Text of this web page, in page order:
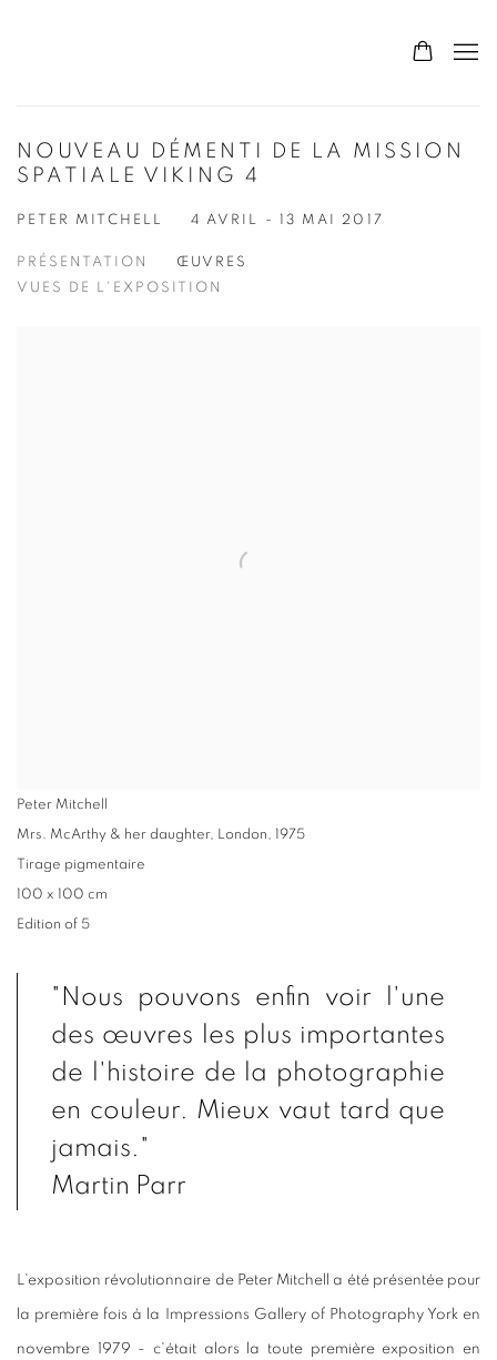
NOUVEAU DÉMENTI DE LA MISSION
SPATIALE VIKING 4
PETER MITCHELL 4 AVRIL - 13 MAI 2017
PRÉSENTATION
ŒUVRES
VUES DE L'EXPOSITION
Peter Mitchell
Mrs. McArthy & her daughter, London, 1975
Tirage pigmentaire
100 x 100 cm
Edition of 5
"Nous pouvons enfin voir l'une
des œuvres les plus importantes
de l'histoire de la photographie
en couleur. Mieux vaut tard que
jamais."
Martin Parr
L'exposition révolutionnaire de Peter Mitchell a été présentée pour
la première fois à la Impressions Gallery of Photography York en
novembre 1979 - c'était alors la toute première exposition en